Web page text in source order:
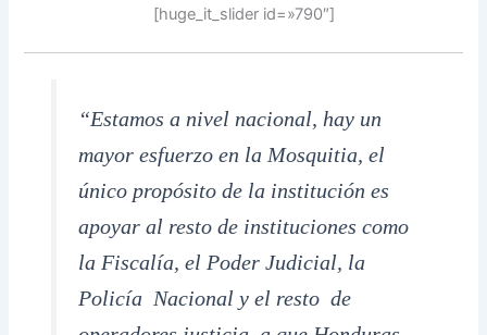
[huge_it_slider id=»790″]
“Estamos a nivel nacional, hay un
mayor esfuerzo en la Mosquitia, el
único propósito de la institución es
apoyar al resto de instituciones como
la Fiscalía, el Poder Judicial, la
Policía Nacional y el resto de